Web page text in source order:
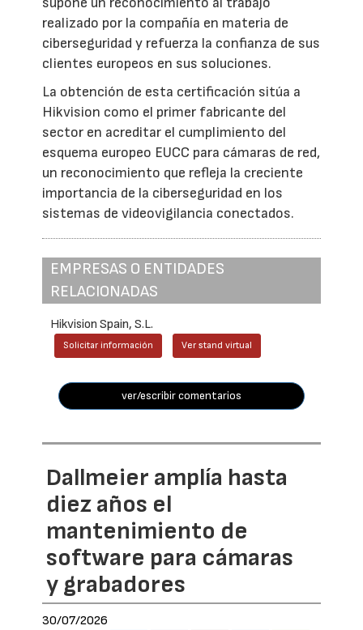
realizado por la compañía en materia de
ciberseguridad y refuerza la confianza de sus
clientes europeos en sus soluciones.
La obtención de esta certificación sitúa a
Hikvision como el primer fabricante del
sector en acreditar el cumplimiento del
esquema europeo EUCC para cámaras de red,
un reconocimiento que refleja la creciente
importancia de la ciberseguridad en los
sistemas de videovigilancia conectados.
EMPRESAS O ENTIDADES
RELACIONADAS
Hikvision Spain, S.L.
Solicitar información Ver stand virtual
ver/escribir comentarios
Dallmeier amplía hasta
diez años el
mantenimiento de
software para cámaras
y grabadores
30/07/2026